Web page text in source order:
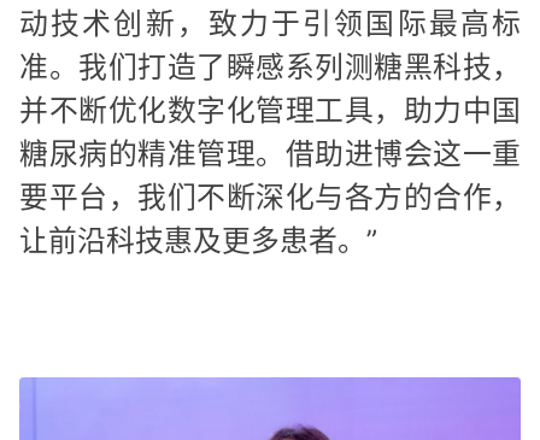
动技术创新，致力于引领国际最高标
准。我们打造了瞬感系列测糖黑科技，
并不断优化数字化管理工具，助力中国
糖尿病的精准管理。借助进博会这一重
要平台，我们不断深化与各方的合作，
让前沿科技惠及更多患者。”